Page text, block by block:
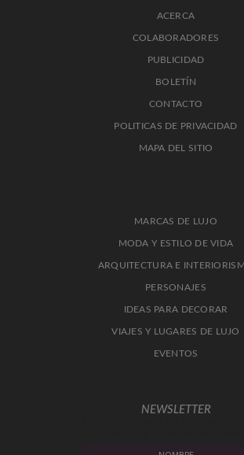
ACERCA
COLABORADORES
PUBLICIDAD
BOLETÍN
CONTACTO
POLITICAS DE PRIVACIDAD
MAPA DEL SITIO
MARCAS DE LUJO
MODA Y ESTILO DE VIDA
ARQUITECTURA E
PERSONAJES
IDEAS PARA DECORAR
VIAJES Y LUGARES DE LUJO
EVENTOS
NEWSLETTER